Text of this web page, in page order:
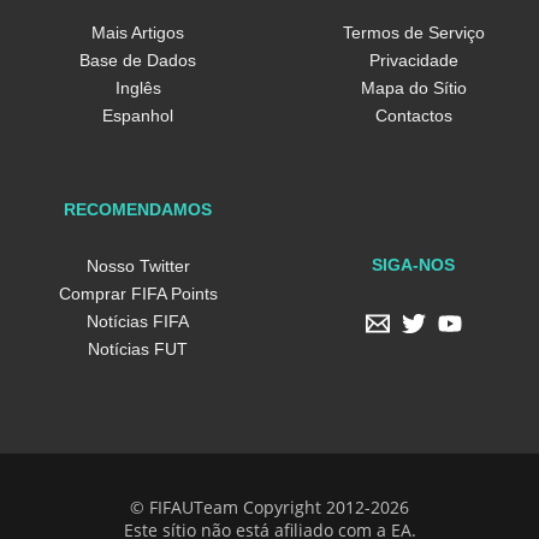
Mais Artigos
Base de Dados
Inglês
Espanhol
Termos de Serviço
Privacidade
Mapa do Sítio
Contactos
RECOMENDAMOS
Nosso Twitter
Comprar FIFA Points
Notícias FIFA
Notícias FUT
SIGA-NOS
© FIFAUTeam Copyright 2012-2026
Este sítio não está afiliado com a EA.